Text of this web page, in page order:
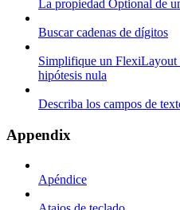
La propiedad Optional de
Buscar cadenas de dígitos
Simplifique un FlexiLayout
hipótesis nula
Describa los campos de
Appendix
Apéndice